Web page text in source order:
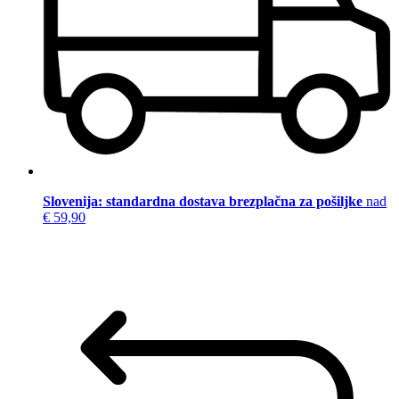
Slovenija: standardna dostava brezplačna za pošiljke nad
€ 59,90